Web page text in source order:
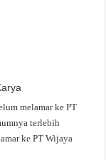
melamar ke PT
terlebih
ke PT Wijaya